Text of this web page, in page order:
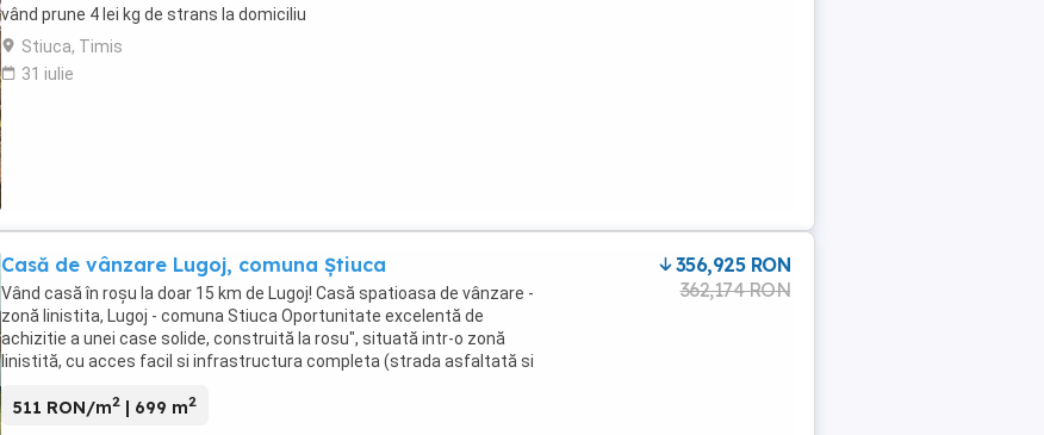
vând prune 4 lei kg de strans la domiciliu
Stiuca, Timis
31 iulie
Casă de vânzare Lugoj, comuna Știuca
Vând casă în roșu la doar 15 km de Lugoj! Casă spatioasa de vânzare -
zonă linistita, Lugoj - comuna Stiuca Oportunitate excelentă de
achizitie a unei case solide, construită la rosu", situată intr-o zonă
linistită, cu acces facil si infrastructura completa (strada asfaltată si
511 RON/m2 | 699 m2
356,925 RON
362,174 RON